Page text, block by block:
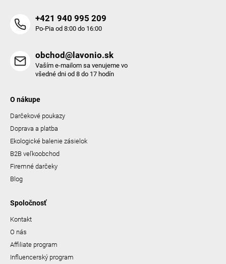
+421 940 995 209
Po-Pia od 8:00 do 16:00
obchod@lavonio.sk
Vaším e-mailom sa venujeme vo
všedné dni od 8 do 17 hodín
O nákupe
Darčekové poukazy
Doprava a platba
Ekologické balenie zásielok
B2B veľkoobchod
Firemné darčeky
Blog
Spoločnosť
Kontakt
O nás
Affiliate program
Influencerský program